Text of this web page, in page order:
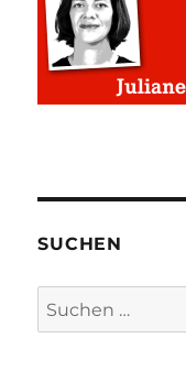
SUCHEN
Suchen
nach: